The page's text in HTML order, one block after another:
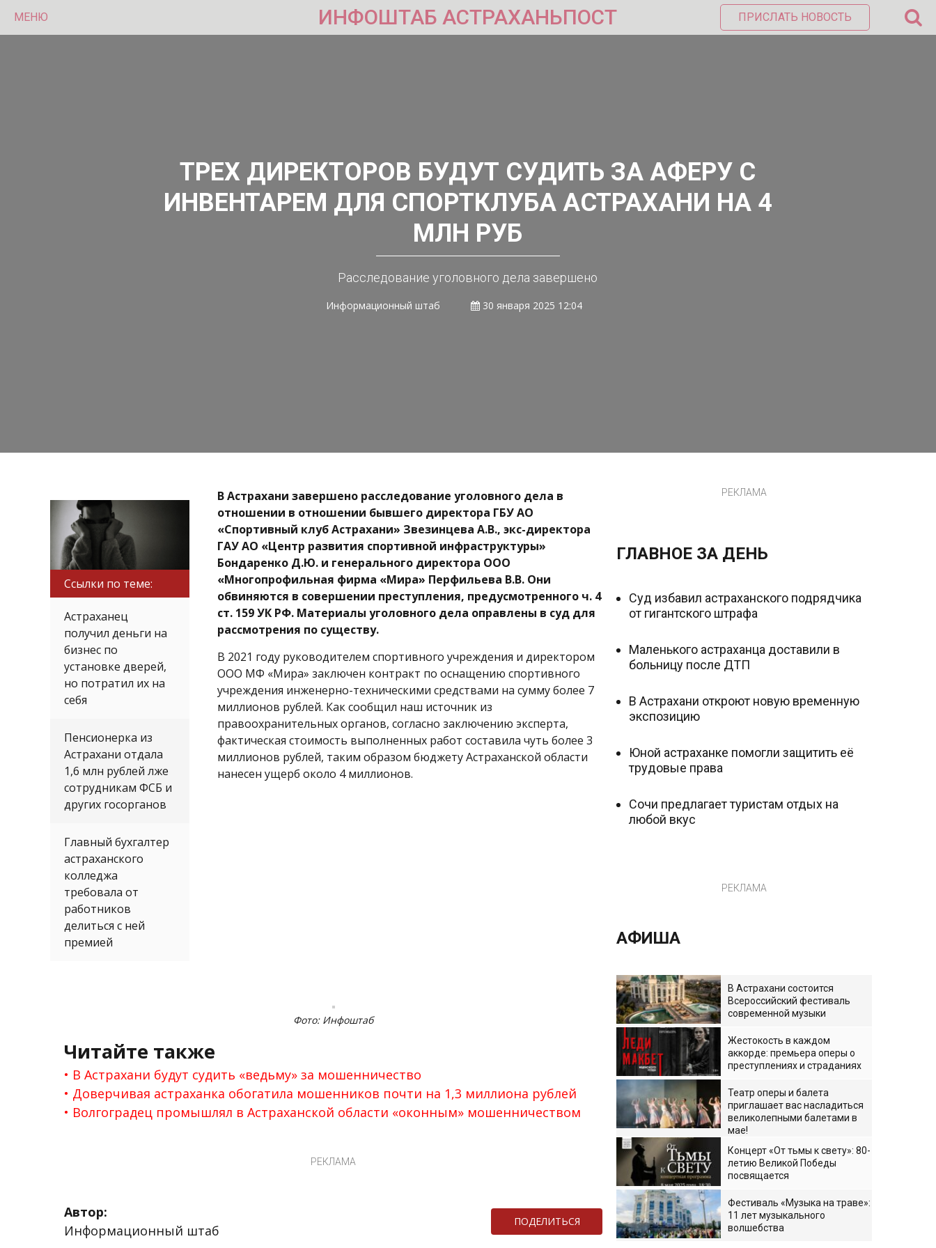
МЕНЮ ИНФОШТАБ АСТРАХАНЬПОСТ ПРИСЛАТЬ НОВОСТЬ
ТРЕХ ДИРЕКТОРОВ БУДУТ СУДИТЬ ЗА АФЕРУ С
ИНВЕНТАРЕМ ДЛЯ СПОРТКЛУБА АСТРАХАНИ НА 4
МЛН РУБ
Расследование уголовного дела завершено
Информационный штаб 30 января 2025 12:04
Ссылки по теме:
Астраханец
получил деньги на
бизнес по
установке дверей,
но потратил их на
себя
Пенсионерка из
Астрахани отдала
1,6 млн рублей лже
сотрудникам ФСБ и
других госорганов
Главный бухгалтер
астраханского
колледжа
требовала от
работников
делиться с ней
премией
В Астрахани завершено расследование уголовного дела в
отношении в отношении бывшего директора ГБУ АО
«Спортивный клуб Астрахани» Звезинцева А.В., экс-директора
ГАУ АО «Центр развития спортивной инфраструктуры»
Бондаренко Д.Ю. и генерального директора ООО
«Многопрофильная фирма «Мира» Перфильева В.В. Они
обвиняются в совершении преступления, предусмотренного ч. 4
ст. 159 УК РФ. Материалы уголовного дела оправлены в суд для
рассмотрения по существу.
В 2021 году руководителем спортивного учреждения и директором
ООО МФ «Мира» заключен контракт по оснащению спортивного
учреждения инженерно-техническими средствами на сумму более 7
миллионов рублей. Как сообщил наш источник из
правоохранительных органов, согласно заключению эксперта,
фактическая стоимость выполненных работ составила чуть более 3
миллионов рублей, таким образом бюджету Астраханской области
нанесен ущерб около 4 миллионов.
Фото: Инфоштаб
Читайте также
В Астрахани будут судить «ведьму» за мошенничество
Доверчивая астраханка обогатила мошенников почти на 1,3 миллиона рублей
Волгоградец промышлял в Астраханской области «оконным» мошенничеством
РЕКЛАМА
Автор:
Информационный штаб
ПОДЕЛИТЬСЯ
РЕКЛАМА
ГЛАВНОЕ ЗА ДЕНЬ
Суд избавил астраханского подрядчика
от гигантского штрафа
Маленького астраханца доставили в
больницу после ДТП
В Астрахани откроют новую временную
экспозицию
Юной астраханке помогли защитить её
трудовые права
Сочи предлагает туристам отдых на
любой вкус
РЕКЛАМА
АФИША
В Астрахани состоится
Всероссийский фестиваль
современной музыки
Жестокость в каждом
аккорде: премьера оперы о
преступлениях и страданиях
Театр оперы и балета
приглашает вас насладиться
великолепными балетами в
мае!
Концерт «От тьмы к свету»: 80-
летию Великой Победы
посвящается
Фестиваль «Музыка на траве»:
11 лет музыкального
волшебства